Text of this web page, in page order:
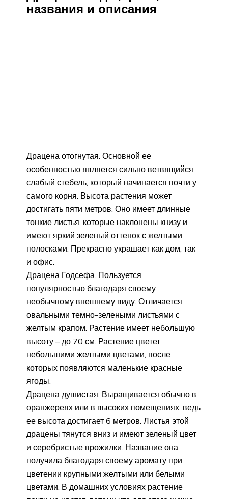
названия и описания
Драцена отогнутая. Основной ее
особенностью является сильно ветвящийся
слабый стебель, который начинается почти у
самого корня. Высота растения может
достигать пяти метров. Оно имеет длинные
тонкие листья, которые наклонены книзу и
имеют яркий зеленый оттенок с желтыми
полосками. Прекрасно украшает как дом, так
и офис.
Драцена Годсефа. Пользуется
популярностью благодаря своему
необычному внешнему виду. Отличается
овальными темно-зелеными листьями с
желтым крапом. Растение имеет небольшую
высоту – до 70 см. Растение цветет
небольшими желтыми цветами, после
которых появляются маленькие красные
ягоды.
Драцена душистая. Выращивается обычно в
оранжереях или в высоких помещениях, ведь
ее высота достигает 6 метров. Листья этой
драцены тянутся вниз и имеют зеленый цвет
и серебристые прожилки. Название она
получила благодаря своему аромату при
цветении крупными желтыми или белыми
цветами. В домашних условиях растение